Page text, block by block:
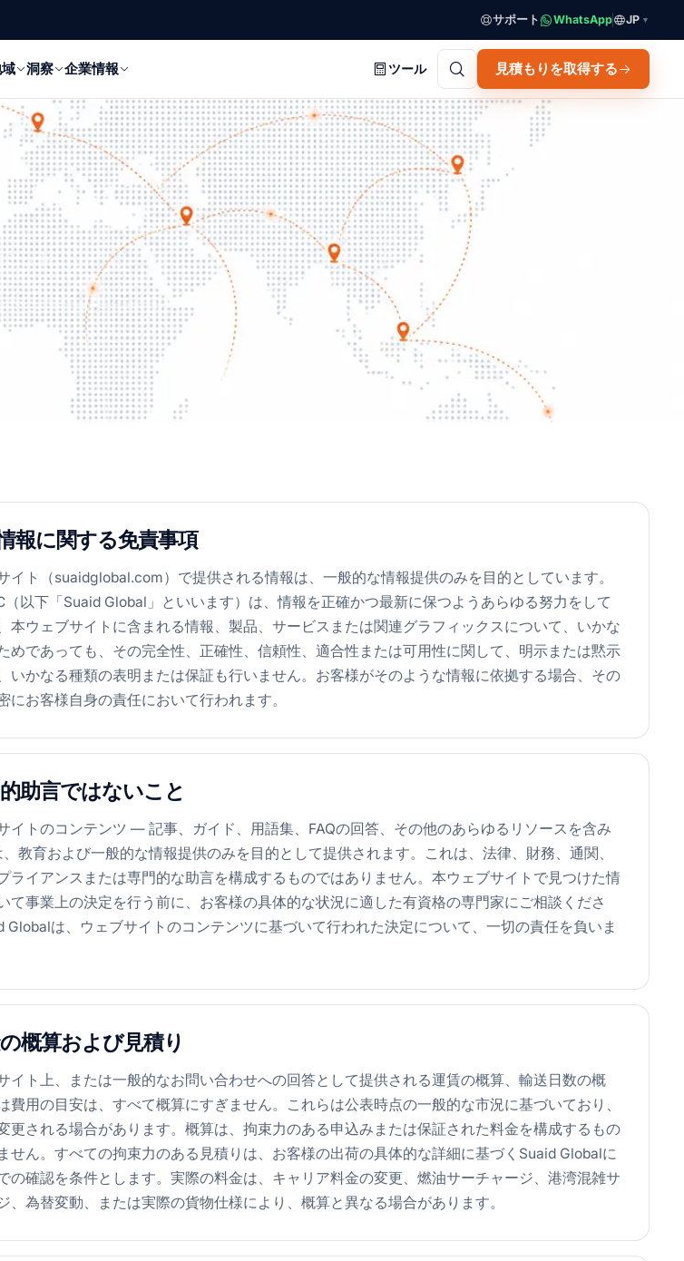
サポート WhatsApp JP ▼
洞察 企業情報 ツール 見積もりを取得する
ット
報に関する免責事項
イト（suaidglobal.com）で提供される情報は、一般的な情報提供のみを目的としています。
（以下「Suaid Global」といいます）は、情報を正確かつ最新に保つようあらゆる努力をして
本ウェブサイトに含まれる情報、製品、サービスまたは関連グラフィックスについて、いかな
めであっても、その完全性、正確性、信頼性、適合性または可用性に関して、明示または黙示
いかなる種類の表明または保証も行いません。お客様がそのような情報に依拠する場合、その
にお客様自身の責任において行われます。
助言ではないこと
イトのコンテンツ — 記事、ガイド、用語集、FAQの回答、その他のあらゆるリソースを含み
教育および一般的な情報提供のみを目的として提供されます。これは、法律、財務、通関、
ライアンスまたは専門的な助言を構成するものではありません。本ウェブサイトで見つけた情
て事業上の決定を行う前に、お客様の具体的な状況に適した有資格の専門家にご相談くださ
Globalは、ウェブサイトのコンテンツに基づいて行われた決定について、一切の責任を負いま
概算および見積り
イト上、または一般的なお問い合わせへの回答として提供される運賃の概算、輸送日数の概
費用の目安は、すべて概算にすぎません。これらは公表時点の一般的な市況に基づいており、
更される場合があります。概算は、拘束力のある申込みまたは保証された料金を構成するもの
せん。すべての拘束力のある見積りは、お客様の出荷の具体的な詳細に基づくSuaid Globalに
の確認を条件とします。実際の料金は、キャリア料金の変更、燃油サーチャージ、港湾混雑サ
、為替変動、または実際の貨物仕様により、概算と異なる場合があります。